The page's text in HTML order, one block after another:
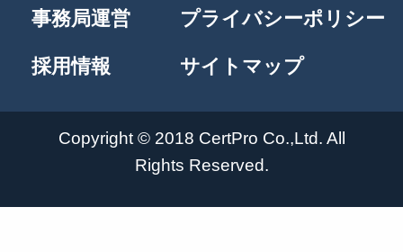
事務局運営
採用情報
プライバシーポリシー
サイトマップ
Copyright © 2018 CertPro Co.,Ltd. All
Rights Reserved.